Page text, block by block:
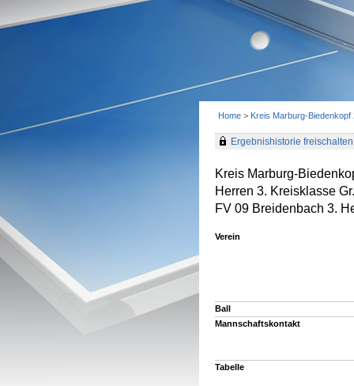
Home > Kreis Marburg-Biedenkopf
Ergebnishistorie freischalten
Kreis Marburg-
Herren 3. Kreisklasse
FV 09 Breidenbach 3.
Verein
Ball
Mannschaftskontakt
Tabelle